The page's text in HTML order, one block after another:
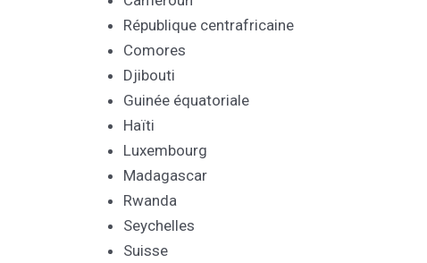
République centrafricaine
Comores
Djibouti
Guinée équatoriale
Haïti
Luxembourg
Madagascar
Rwanda
Seychelles
Suisse